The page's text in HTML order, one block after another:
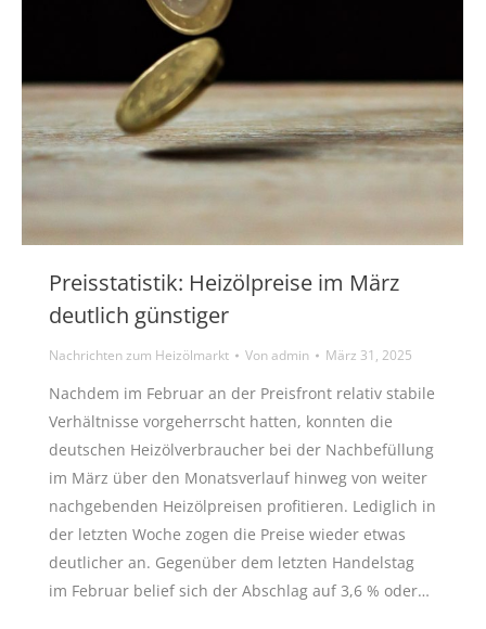
Preisstatistik: Heizölpreise im März
deutlich günstiger
Nachrichten zum Heizölmarkt Vonadmin März 31, 2025
Nachdem im Februar an der Preisfront relativ stabile
Verhältnisse vorgeherrscht hatten, konnten die
deutschen Heizölverbraucher bei der Nachbefüllung
im März über den Monatsverlauf hinweg von weiter
nachgebenden Heizölpreisen profitieren. Lediglich in
der letzten Woche zogen die Preise wieder etwas
deutlicher an. Gegenüber dem letzten Handelstag
im Februar belief sich der Abschlag auf 3,6 % oder…